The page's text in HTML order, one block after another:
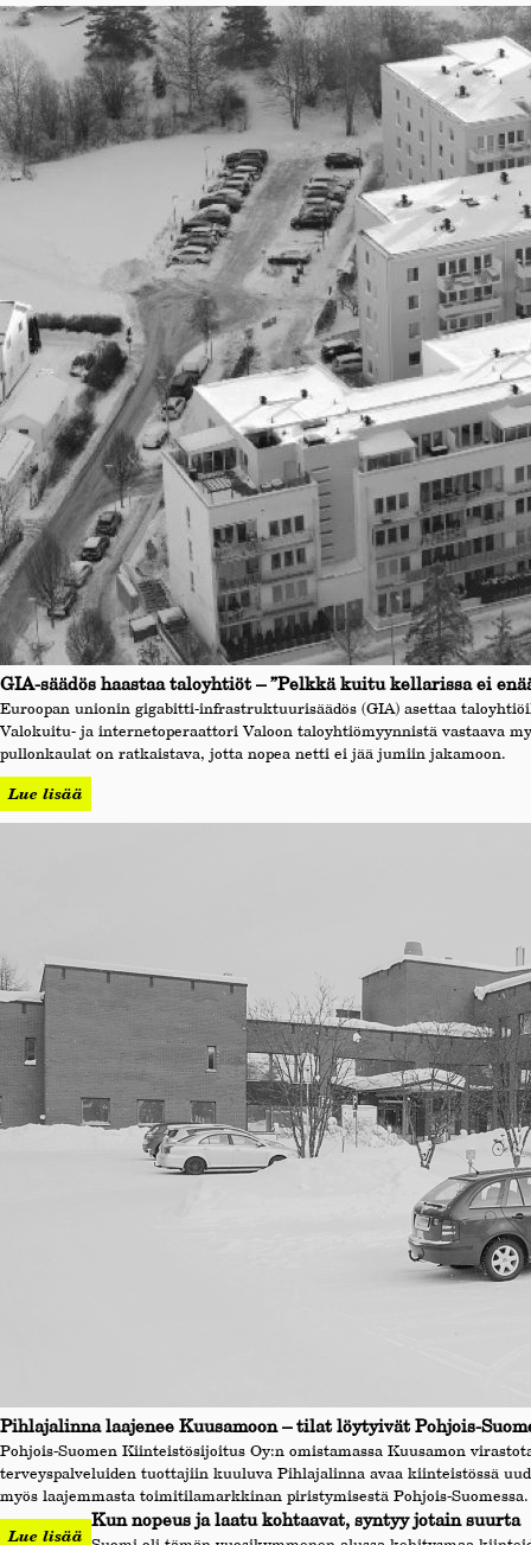
GIA-säädös haastaa taloyhtiöt – ”Pelkkä kuitu kellarissa ei
Euroopan unionin gigabitti-infrastruktuurisäädös (GIA) asettaa
Valokuitu- ja internetoperaattori Valoon taloyhtiömyynnistä vastaava
pullonkaulat on ratkaistava, jotta nopea netti ei jää jumiin jakamoon.
Lue lisää
Pihlajalinna laajenee Kuusamoon – tilat löytyivät Pohjois-
Pohjois-Suomen Kiinteistösijoitus Oy:n omistamassa Kuusamon
terveyspalveluiden tuottajiin kuuluva Pihlajalinna avaa kiinteistössä
myös laajemmasta toimitilamarkkinan piristymisestä Pohjois-Suomessa.
Lue lisää
Kun nopeus ja laatu kohtaavat, syntyy jotain suurta